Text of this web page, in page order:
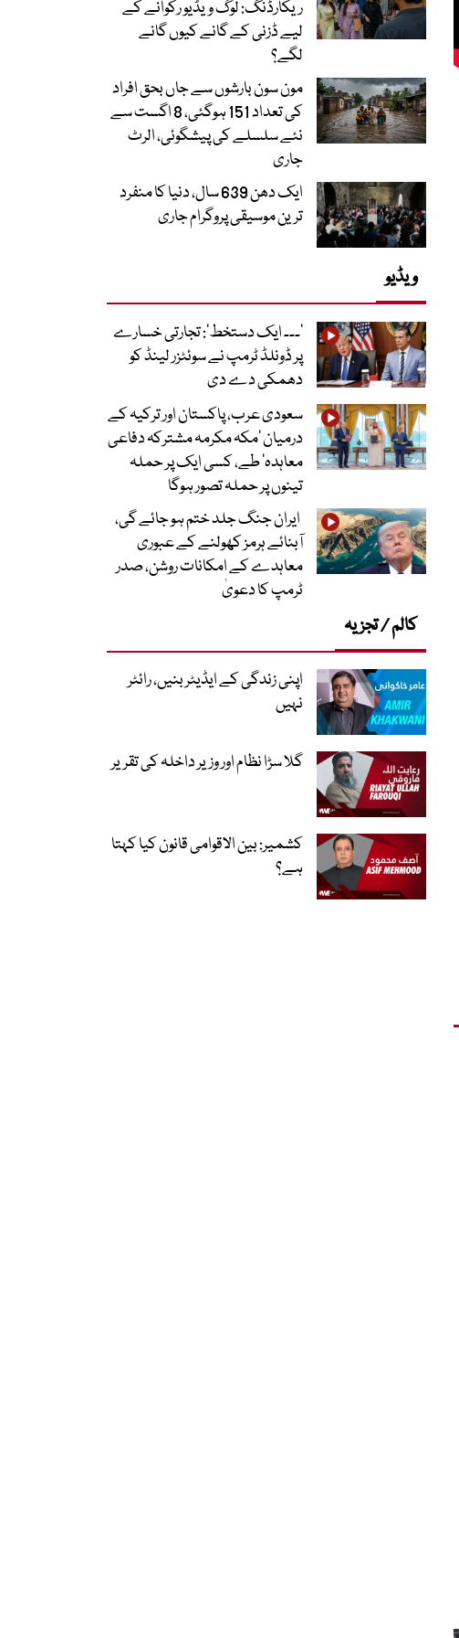
ریکارڈنگ: لوگ ویڈیو رکوانے کے
لیے ڈزنی کے گانے کیوں گانے
لگے؟
مون سون بارشوں سے جاں بحق افراد
کی تعداد 151 ہوگئی، 8 اگست سے
نئے سلسلے کی پیشگوئی، الرٹ
جاری
ایک دھن 639 سال، دنیا کا منفرد
ترین موسیقی پروگرام جاری
ویڈیو
’۔۔۔ ایک دستخط‘: تجارتی خسارے
پر ڈونلڈ ٹرمپ نے سوئٹزر لینڈ کو
دھمکی دے دی
سعودی عرب، پاکستان اور ترکیہ کے
درمیان ’مکہ مکرمہ مشترکہ دفاعی
معاہدہ‘ طے، کسی ایک پر حملہ
تینوں پر حملہ تصور ہوگا
ایران جنگ جلد ختم ہو جائے گی،
آبنائے ہرمز کھولنے کے عبوری
معاہدے کے امکانات روشن، صدر
ٹرمپ کا دعویٰ
کالم / تجزیہ
اپنی زندگی کے ایڈیٹر بنیں، رائٹر
نہیں
گلا سڑا نظام اور وزیر داخلہ کی تقریر
کشمیر: بین الاقوامی قانون کیا کہتا
ہے؟